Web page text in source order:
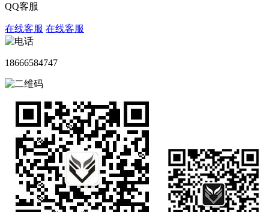
QQ客服
在线客服 在线客服
18666584747